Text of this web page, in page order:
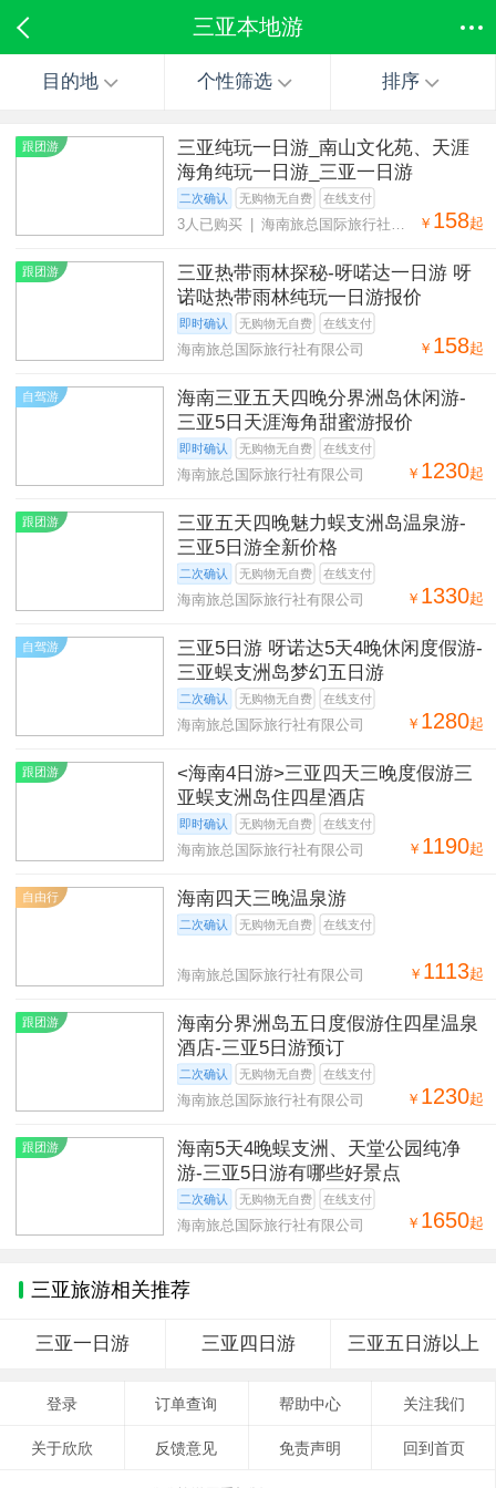
三亚本地游
目的地 个性筛选 排序
跟团游
三亚纯玩一日游_南山文化苑、天涯
海角纯玩一日游_三亚一日游
二次确认 无购物无自费 在线支付
￥ 158起
3人已购买 | 海南旅总国际旅行社有
跟团游
三亚热带雨林探秘-呀喏达一日游 呀
诺哒热带雨林纯玩一日游报价
即时确认 无购物无自费 在线支付
￥ 158起
海南旅总国际旅行社有限公司
自驾游
海南三亚五天四晚分界洲岛休闲游-
三亚5日天涯海角甜蜜游报价
即时确认 无购物无自费 在线支付
￥ 1230起
海南旅总国际旅行社有限公司
跟团游
三亚五天四晚魅力蜈支洲岛温泉游-
三亚5日游全新价格
二次确认 无购物无自费 在线支付
￥ 1330起
海南旅总国际旅行社有限公司
自驾游
三亚5日游 呀诺达5天4晚休闲度假游-
三亚蜈支洲岛梦幻五日游
二次确认 无购物无自费 在线支付
￥ 1280起
海南旅总国际旅行社有限公司
跟团游
<海南4日游>三亚四天三晚度假游三
亚蜈支洲岛住四星酒店
即时确认 无购物无自费 在线支付
￥ 1190起
海南旅总国际旅行社有限公司
自由行 海南四天三晚温泉游
二次确认 无购物无自费 在线支付
￥ 1113起
海南旅总国际旅行社有限公司
跟团游
海南分界洲岛五日度假游住四星温泉
酒店-三亚5日游预订
二次确认 无购物无自费 在线支付
￥ 1230起
海南旅总国际旅行社有限公司
跟团游
海南5天4晚蜈支洲、天堂公园纯净
游-三亚5日游有哪些好景点
二次确认 无购物无自费 在线支付
￥ 1650起
海南旅总国际旅行社有限公司
三亚旅游相关推荐
三亚一日游 三亚四日游 三亚五日游以上
登录 订单查询 帮助中心 关注我们
关于欣欣 反馈意见 免责声明 回到首页